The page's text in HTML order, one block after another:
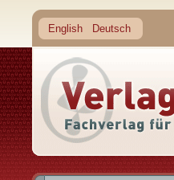
English Deutsch